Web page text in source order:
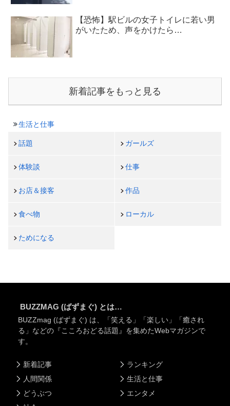
【恐怖】駅ビルの女子トイレに若い男
がいたため、声をかけたら…
新着記事をもっと見る
生活と仕事
話題 ガールズ
体験談 仕事
お店＆接客 作品
食べ物 ローカル
ためになる
BUZZMAG (ばずまぐ) とは…
BUZZmag (ばずまぐ) は、「笑える」「楽しい」「癒され
る」などの『こころおどる話題』を集めたWebマガジンで
す。
新着記事
人間関係
どうぶつ
ランキング
生活と仕事
エンタメ